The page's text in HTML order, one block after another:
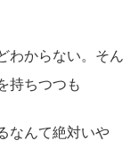
わからない。そん
持ちつつも
なんて絶対いや